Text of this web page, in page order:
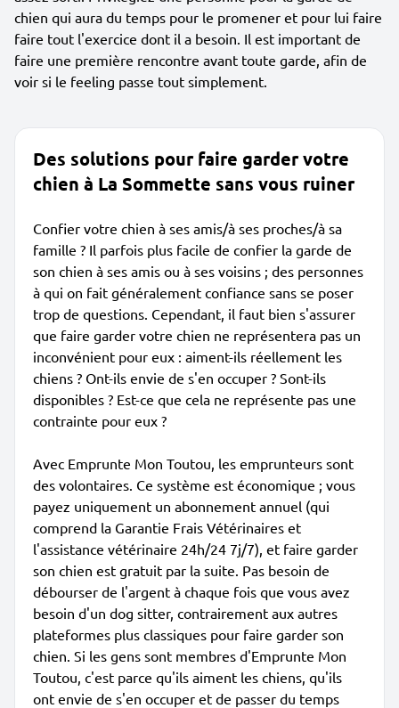
chien qui aura du temps pour le promener et pour lui faire
faire tout l'exercice dont il a besoin. Il est important de
faire une première rencontre avant toute garde, afin de
voir si le feeling passe tout simplement.
Des solutions pour faire garder votre
chien à La Sommette sans vous ruiner
Confier votre chien à ses amis/à ses proches/à sa
famille ? Il parfois plus facile de confier la garde de
son chien à ses amis ou à ses voisins ; des personnes
à qui on fait généralement confiance sans se poser
trop de questions. Cependant, il faut bien s'assurer
que faire garder votre chien ne représentera pas un
inconvénient pour eux : aiment-ils réellement les
chiens ? Ont-ils envie de s'en occuper ? Sont-ils
disponibles ? Est-ce que cela ne représente pas une
contrainte pour eux ?
Avec Emprunte Mon Toutou, les emprunteurs sont
des volontaires. Ce système est économique ; vous
payez uniquement un abonnement annuel (qui
comprend la Garantie Frais Vétérinaires et
l'assistance vétérinaire 24h/24 7j/7), et faire garder
son chien est gratuit par la suite. Pas besoin de
débourser de l'argent à chaque fois que vous avez
besoin d'un dog sitter, contrairement aux autres
plateformes plus classiques pour faire garder son
chien. Si les gens sont membres d'Emprunte Mon
Toutou, c'est parce qu'ils aiment les chiens, qu'ils
ont envie de s'en occuper et de passer du temps